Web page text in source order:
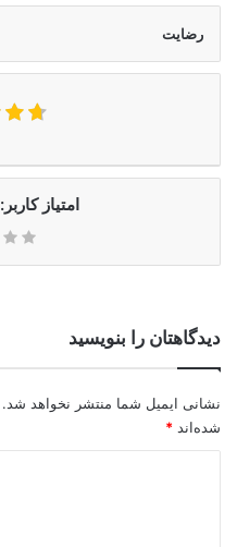
رضایت
امتیاز کاربر:
دیدگاهتان را بنویسید
نشانی ایمیل شما منتشر نخواهد شد.
شده‌اند *